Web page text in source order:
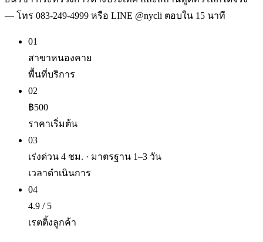
— โทร 083-249-4999 หรือ LINE @nycli ตอบใน 15 นาที
01
สาขาหนองคาย
พื้นที่บริการ
02
฿500
ราคาเริ่มต้น
03
เร่งด่วน 4 ชม. · มาตรฐาน 1–3 วัน
เวลาดำเนินการ
04
4.9 / 5
เรตติ้งลูกค้า